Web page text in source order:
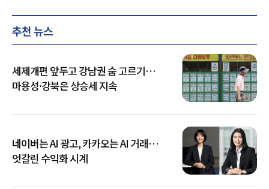
추천 뉴스
세제개편 앞두고 강남권 숨 고르기…
마용성·강북은 상승세 지속
네이버는 AI 광고, 카카오는 AI 거래…
엇갈린 수익화 시계